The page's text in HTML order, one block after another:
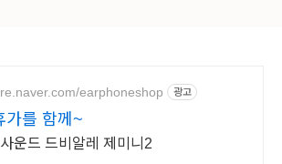
earphoneshop 광고
가를 함께~
운드 드비알레 제미니2